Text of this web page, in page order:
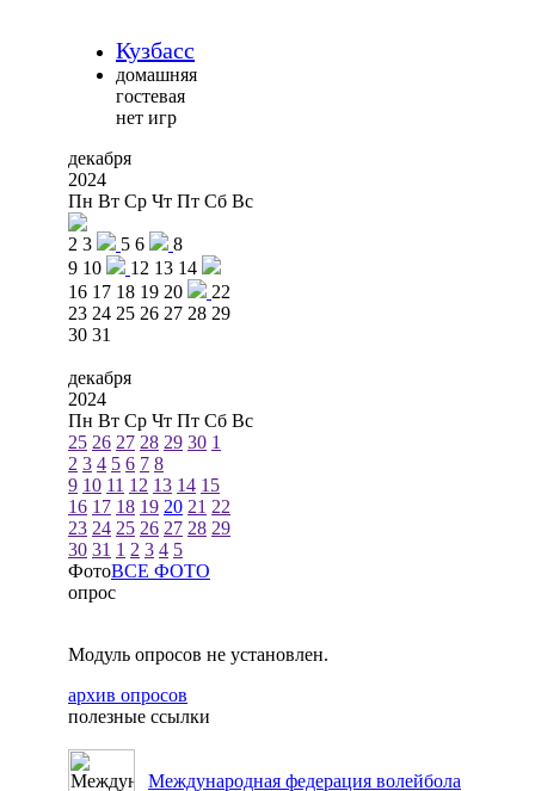
Кузбасс
домашняя
гостевая
нет игр
декабря
2024
Пн Вт Ср Чт Пт Сб Вс
2 3 5 6
8
9 10 12 13 14
16 17 18 19 20
22
23 24 25 26 27 28 29
30 31
декабря
2024
Пн Вт Ср Чт Пт Сб Вс
25 26 27 28 29 30 1
2 3 4 5 6 7 8
9 10 11 12 13 14 15
16 17 18 19 20 21 22
23 24 25 26 27 28 29
30 31 1 2 3 4 5
ФотоВСЕ ФОТО
опрос
Модуль опросов не установлен.
архив опросов
полезные ссылки
Международная федерация волейбола